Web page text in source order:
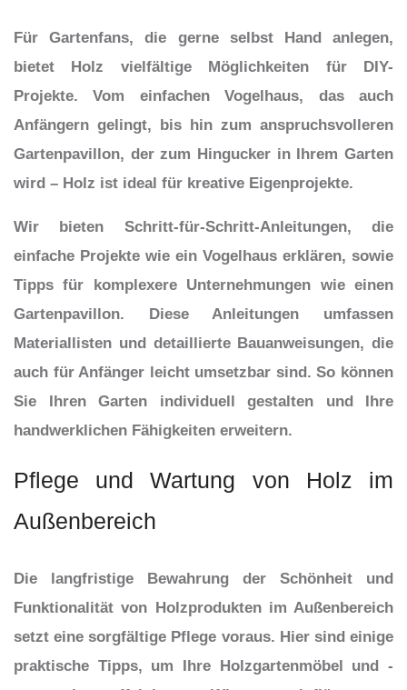
Für Gartenfans, die gerne selbst Hand anlegen,
bietet Holz vielfältige Möglichkeiten für DIY-
Projekte. Vom einfachen Vogelhaus, das auch
Anfängern gelingt, bis hin zum anspruchsvolleren
Gartenpavillon, der zum Hingucker in Ihrem Garten
wird – Holz ist ideal für kreative Eigenprojekte.
Wir bieten Schritt-für-Schritt-Anleitungen, die
einfache Projekte wie ein Vogelhaus erklären, sowie
Tipps für komplexere Unternehmungen wie einen
Gartenpavillon. Diese Anleitungen umfassen
Materiallisten und detaillierte Bauanweisungen, die
auch für Anfänger leicht umsetzbar sind. So können
Sie Ihren Garten individuell gestalten und Ihre
handwerklichen Fähigkeiten erweitern.
Pflege und Wartung von Holz im
Außenbereich
Die langfristige Bewahrung der Schönheit und
Funktionalität von Holzprodukten im Außenbereich
setzt eine sorgfältige Pflege voraus. Hier sind einige
praktische Tipps, um Ihre Holzgartenmöbel und -